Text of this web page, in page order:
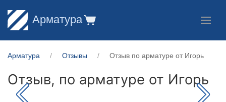
Арматура
Арматура Отзывы Отзыв по арматуре от Игорь
Отзыв, по арматуре от Игорь